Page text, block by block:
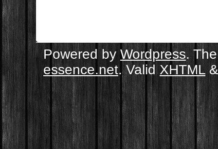
Powered byWordpress.
essence.net. ValidXHTML